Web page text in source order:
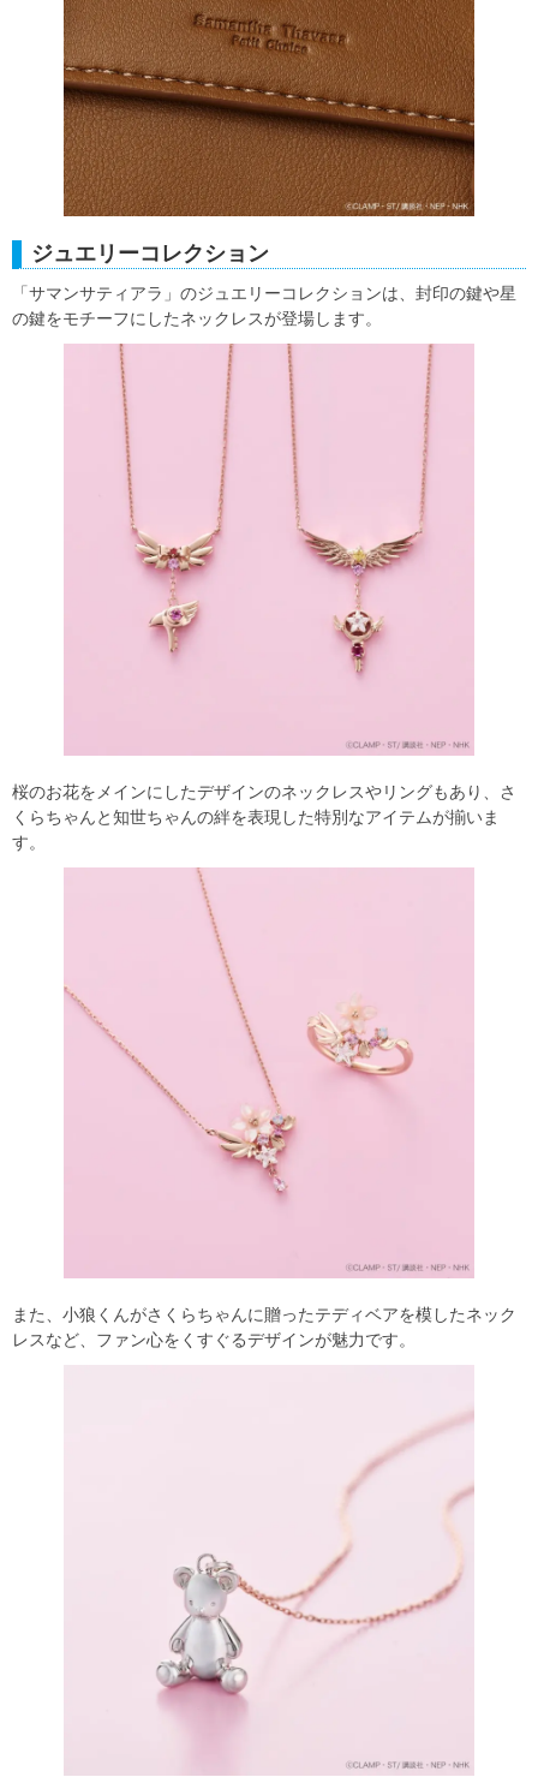
ジュエリーコレクション
「サマンサティアラ」のジュエリーコレクションは、封印の鍵や星
の鍵をモチーフにしたネックレスが登場します。
桜のお花をメインにしたデザインのネックレスやリングもあり、さ
くらちゃんと知世ちゃんの絆を表現した特別なアイテムが揃いま
す。
また、小狼くんがさくらちゃんに贈ったテディベアを模したネック
レスなど、ファン心をくすぐるデザインが魅力です。